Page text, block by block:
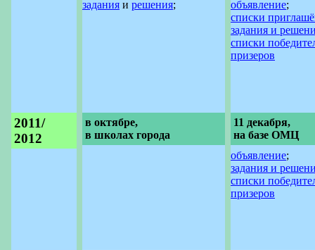
задания и решения;
объявление;
списки
задания и
списки
призеров
2011/
2012
в октябре,
в школах города
11 декабря,
на базе ОМЦ
объявление;
задания и
списки
призеров